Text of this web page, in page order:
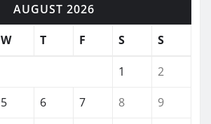
AUGUST 2026
W T F S S
1
2
5 6 7 8
9